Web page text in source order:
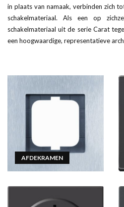
in plaats van namaak, verbinden zich
schakelmateriaal. Als een op
schakelmateriaal uit de serie Carat
een hoogwaardige, representatieve
AFDEKRAMEN